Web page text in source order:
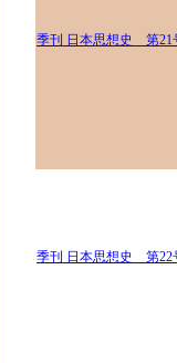
季刊 日本思想史 第21
季刊 日本思想史 第22